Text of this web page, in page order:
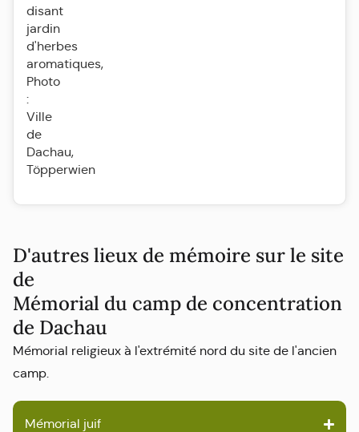
disant
jardin
d'herbes
aromatiques,
Photo
:
Ville
de
Dachau,
Töpperwien
D'autres lieux de mémoire sur le site
de
Mémorial du camp de concentration
de Dachau
Mémorial religieux à l'extrémité nord du site de l'ancien
camp.
Mémorial juif